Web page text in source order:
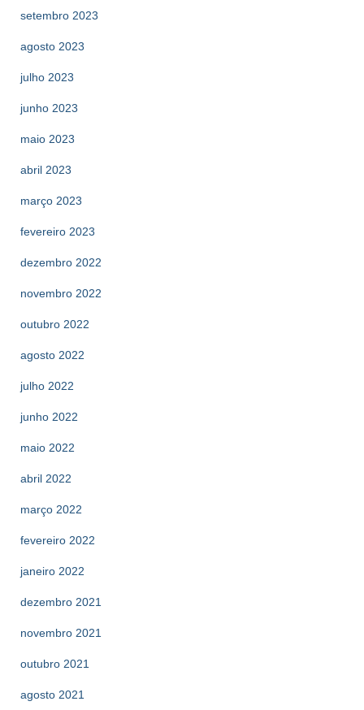
setembro 2023
agosto 2023
julho 2023
junho 2023
maio 2023
abril 2023
março 2023
fevereiro 2023
dezembro 2022
novembro 2022
outubro 2022
agosto 2022
julho 2022
junho 2022
maio 2022
abril 2022
março 2022
fevereiro 2022
janeiro 2022
dezembro 2021
novembro 2021
outubro 2021
agosto 2021